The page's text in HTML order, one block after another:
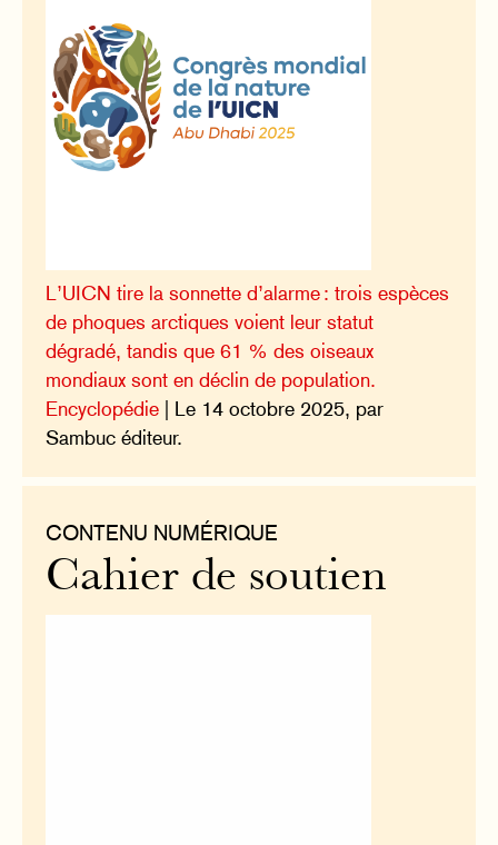
L’UICN tire la sonnette d’alarme : trois espèces
de phoques arctiques voient leur statut
dégradé, tandis que 61 % des oiseaux
mondiaux sont en déclin de population.
Encyclopédie | Le 14 octobre 2025, par
Sambuc éditeur.
CONTENU NUMÉRIQUE
Cahier de soutien